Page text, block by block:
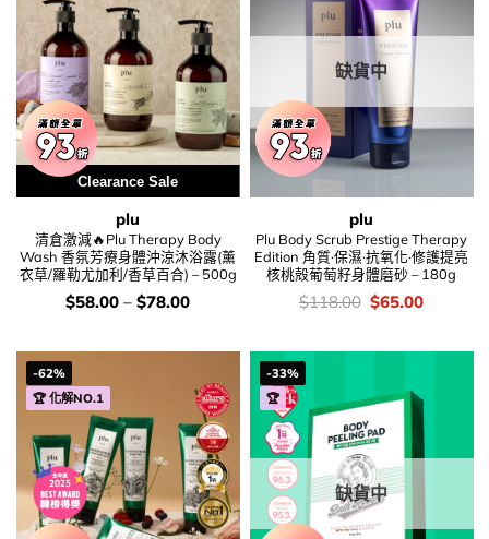
Clearance Sale
plu
清倉激減🔥Plu Therapy Body
Wash 香氛芳療身體沖涼沐浴露(薰
衣草/羅勒尤加利/香草百合) – 500g
價
$58.00 – $78.00
缺貨中
plu
Plu Body Scrub Prestige Therapy
Edition 角質·保濕·抗氧化·修護提亮
核桃殻葡萄籽身體磨砂 – 180g
價
$118.00 Original
$118.00.
$65.00Current
$65.00.
-62%
🏆 化解NO.1
-33%
🏆
缺貨中